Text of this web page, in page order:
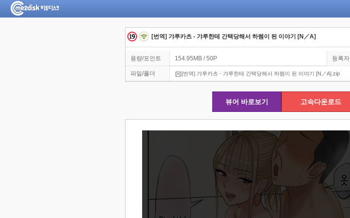
[번역] 갸루카츠 - 갸루한테 간택당해서 하렘이 된 이야기 [N／A]
용량/포인트 154.95MB / 50P 등록자
파일/폴더 [번역] 갸루카츠 - 갸루한테 간택당해서 하렘이 된 이야기 [N／A].zip
뷰어 바로보기 고속다운로드